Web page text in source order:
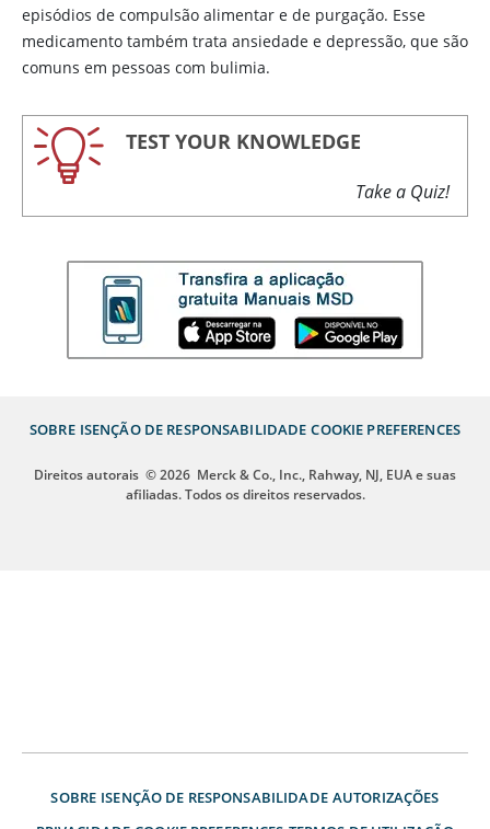
episódios de compulsão alimentar e de purgação. Esse
medicamento também trata ansiedade e depressão, que são
comuns em pessoas com bulimia.
TEST YOUR KNOWLEDGE
Take a Quiz!
SOBRE ISENÇÃO DE RESPONSABILIDADE COOKIE PREFERENCES
Direitos autorais © 2026 Merck & Co., Inc., Rahway, NJ, EUA e suas
afiliadas. Todos os direitos reservados.
SOBRE ISENÇÃO DE RESPONSABILIDADE AUTORIZAÇÕES